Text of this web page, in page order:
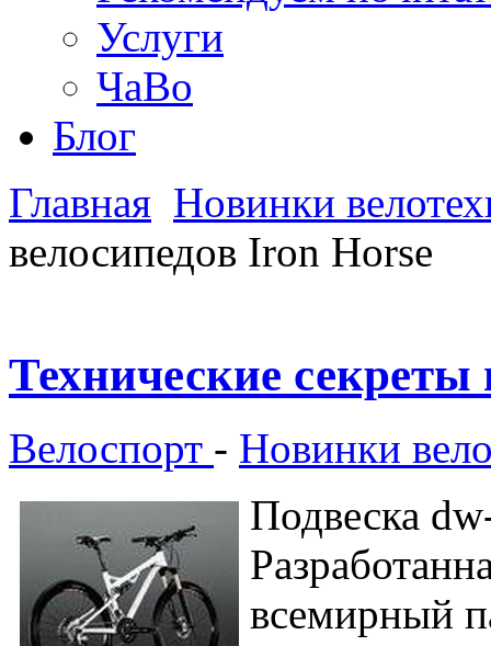
Услуги
ЧаВо
Блог
Главная Новинки
велосипедов Iron Horse
Технические
Велоспорт - Новинки
Подвеска
всемирный